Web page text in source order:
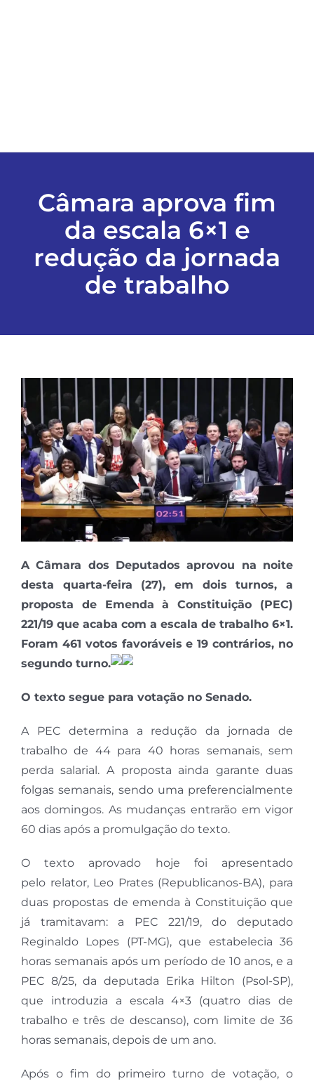
FALE CONOSCO
EDIÇÕES EM PDF
Câmara aprova fim
da escala 6×1 e
redução da jornada
de trabalho
A Câmara dos Deputados aprovou na noite
desta quarta-feira (27), em dois turnos, a
proposta de Emenda à Constituição (PEC)
221/19 que acaba com a escala de trabalho 6×1.
Foram 461 votos favoráveis e 19 contrários, no
segundo turno.
O texto segue para votação no Senado.
A PEC determina a redução da jornada de
trabalho de 44 para 40 horas semanais, sem
perda salarial. A proposta ainda garante duas
folgas semanais, sendo uma preferencialmente
aos domingos. As mudanças entrarão em vigor
60 dias após a promulgação do texto.
O texto aprovado hoje foi apresentado
pelo relator, Leo Prates (Republicanos-BA), para
duas propostas de emenda à Constituição que
já tramitavam: a PEC 221/19, do deputado
Reginaldo Lopes (PT-MG), que estabelecia 36
horas semanais após um período de 10 anos, e a
PEC 8/25, da deputada Erika Hilton (Psol-SP),
que introduzia a escala 4×3 (quatro dias de
trabalho e três de descanso), com limite de 36
horas semanais, depois de um ano.
Após o fim do primeiro turno de votação, o